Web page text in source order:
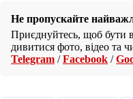
Не пропускайте
Приєднуйтесь, щоб бути
дивитися фото, відео та
Telegram /Facebook /